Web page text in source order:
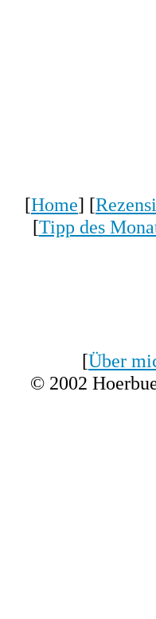
[Home] [
[Tipp des
[Über
© 2002